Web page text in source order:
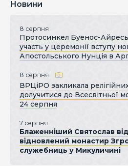
Новини
8 серпня
Протосинкел Буенос-
участь у церемонії вступу
Апостольського Нунція в
8 серпня
ВРЦіРО закликала релігійних
долучитися до Всесвітньої
24 серпня
7 серпня
Блаженніший Святослав
відновлений монастир
служебниць у Микуличині